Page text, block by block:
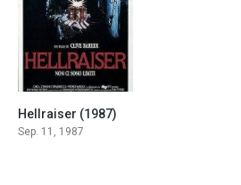
7.0
Hellraiser (1987)
Sep. 11, 1987